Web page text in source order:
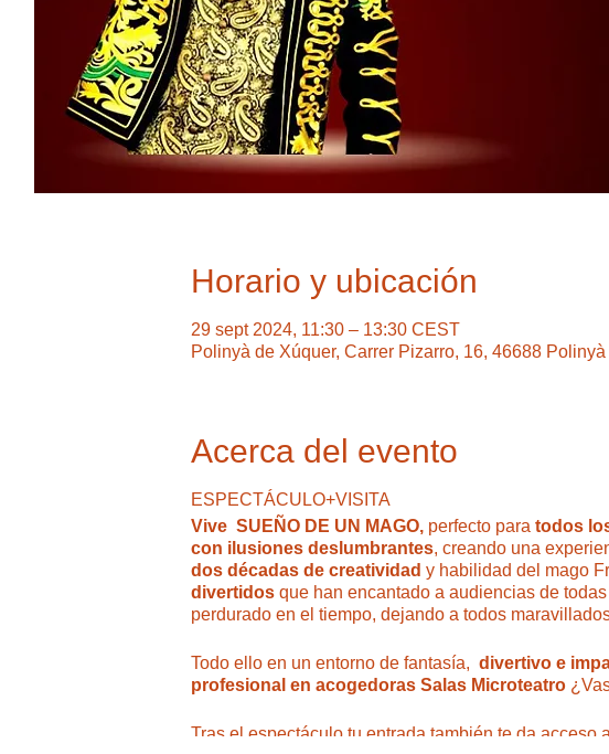
Horario y ubicación
29 sept 2024, 11:30 – 13:30 CEST
Polinyà de Xúquer, Carrer Pizarro, 16, 46688
Acerca del evento
ESPECTÁCULO+VISITA
Vive SUEÑO DE UN MAGO,perfecto para todos
con ilusiones deslumbrantes, creando una
dos décadas de creatividad y habilidad del mago
divertidosque han encantado a audiencias de
perdurado en el tiempo, dejando a todos
Todo ello en un entorno de fantasía, divertivo e
profesional en acogedoras Salas Microteatro
Tras el espectáculo tu entrada también te da acceso